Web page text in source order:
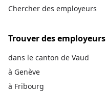
Chercher des employeurs
Trouver des employeurs
dans le canton de Vaud
à Genève
à Fribourg